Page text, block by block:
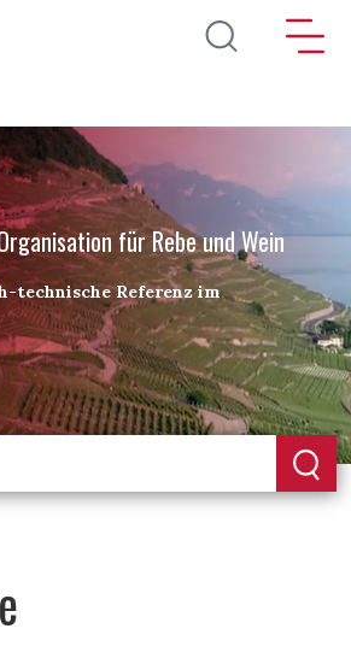
Direkt zum Inhalt
für Rebe und Wein
technische Referenz im